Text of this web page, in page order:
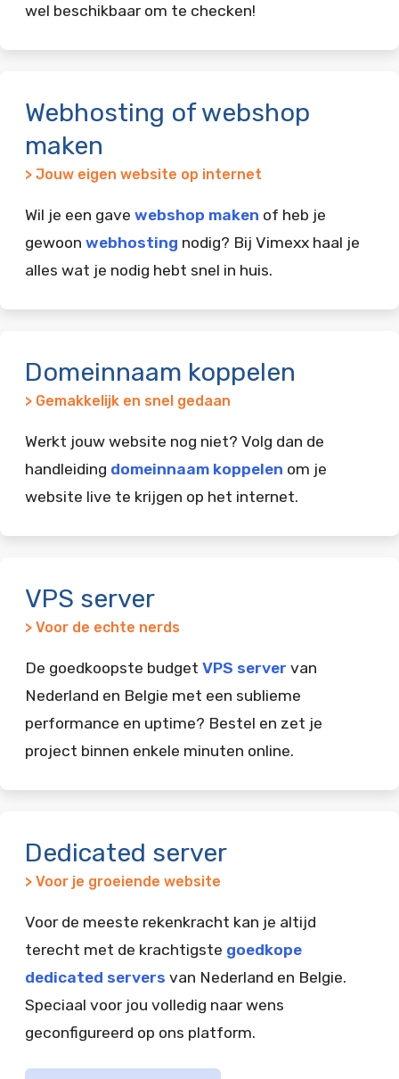
wel beschikbaar om te checken!
Webhosting of webshop
maken
> Jouw eigen website op internet
Wil je een gave webshop maken of heb je
gewoon webhosting nodig? Bij Vimexx haal je
alles wat je nodig hebt snel in huis.
Domeinnaam koppelen
> Gemakkelijk en snel gedaan
Werkt jouw website nog niet? Volg dan de
handleiding domeinnaam koppelen om je
website live te krijgen op het internet.
VPS server
> Voor de echte nerds
De goedkoopste budget VPS server van
Nederland en Belgie met een sublieme
performance en uptime? Bestel en zet je
project binnen enkele minuten online.
Dedicated server
> Voor je groeiende website
Voor de meeste rekenkracht kan je altijd
terecht met de krachtigste goedkope
dedicated servers van Nederland en Belgie.
Speciaal voor jou volledig naar wens
geconfigureerd op ons platform.